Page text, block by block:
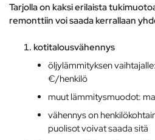
Tarjolla on kaksi erilaista
remonttiin voi saada kerrallaan
kotitalousvähennys
öljylämmityksen
€/henkilö
muut lämmitysmuodot:
vähennys on
puolisot voivat saada sitä